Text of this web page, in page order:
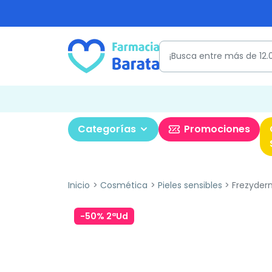
Categorías Promociones
Inicio Cosmética Pieles sensibles
-50% 2ªUd